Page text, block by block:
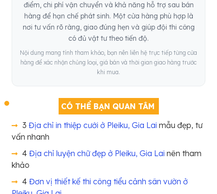
điểm, chi phí vận chuyển và khả năng hỗ trợ sau bán
hàng để hạn chế phát sinh. Một cửa hàng phù hợp là
nơi tư vấn rõ ràng, giao đúng hẹn và giúp đội thi công
có đủ vật tư theo tiến độ.
Nội dung mang tính tham khảo, bạn nên liên hệ trực tiếp từng cửa
hàng để xác nhận chủng loại, giá bán và thời gian giao hàng trước
khi mua.
CÓ THỂ BẠN QUAN TÂM
3 Địa chỉ in thiệp cưới ở Pleiku, Gia Lai mẫu đẹp, tư
vấn nhanh
4 Địa chỉ luyện chữ đẹp ở Pleiku, Gia Lai nên tham
khảo
4 Đơn vị thiết kế thi công tiểu cảnh sân vườn ở